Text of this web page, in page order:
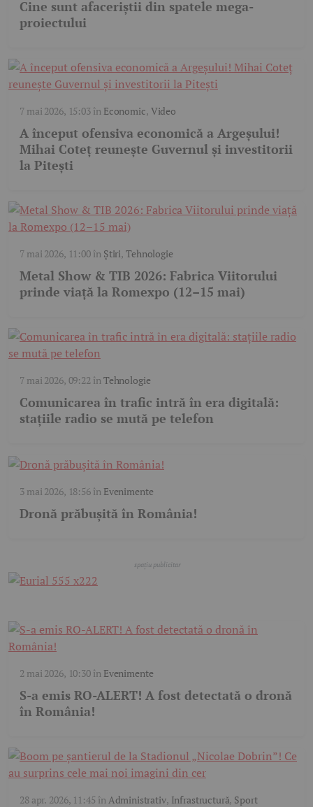
Cine sunt afaceriștii din spatele mega-
proiectului
7 mai 2026, 15:03în Economic, Video
A început ofensiva economică a Argeșului!
Mihai Coteț reunește Guvernul și investitorii
la Pitești
7 mai 2026, 11:00în Știri,Tehnologie
Metal Show & TIB 2026: Fabrica Viitorului
prinde viață la Romexpo (12–15 mai)
7 mai 2026, 09:22 în Tehnologie
Comunicarea în trafic intră în era digitală:
stațiile radio se mută pe telefon
3 mai 2026, 18:56în Evenimente
Dronă prăbușită în România!
2 mai 2026, 10:30în Evenimente
S-a emis RO-ALERT! A fost detectată o dronă
în România!
28 apr. 2026, 11:45 în Administrativ, Infrastructură, Sport